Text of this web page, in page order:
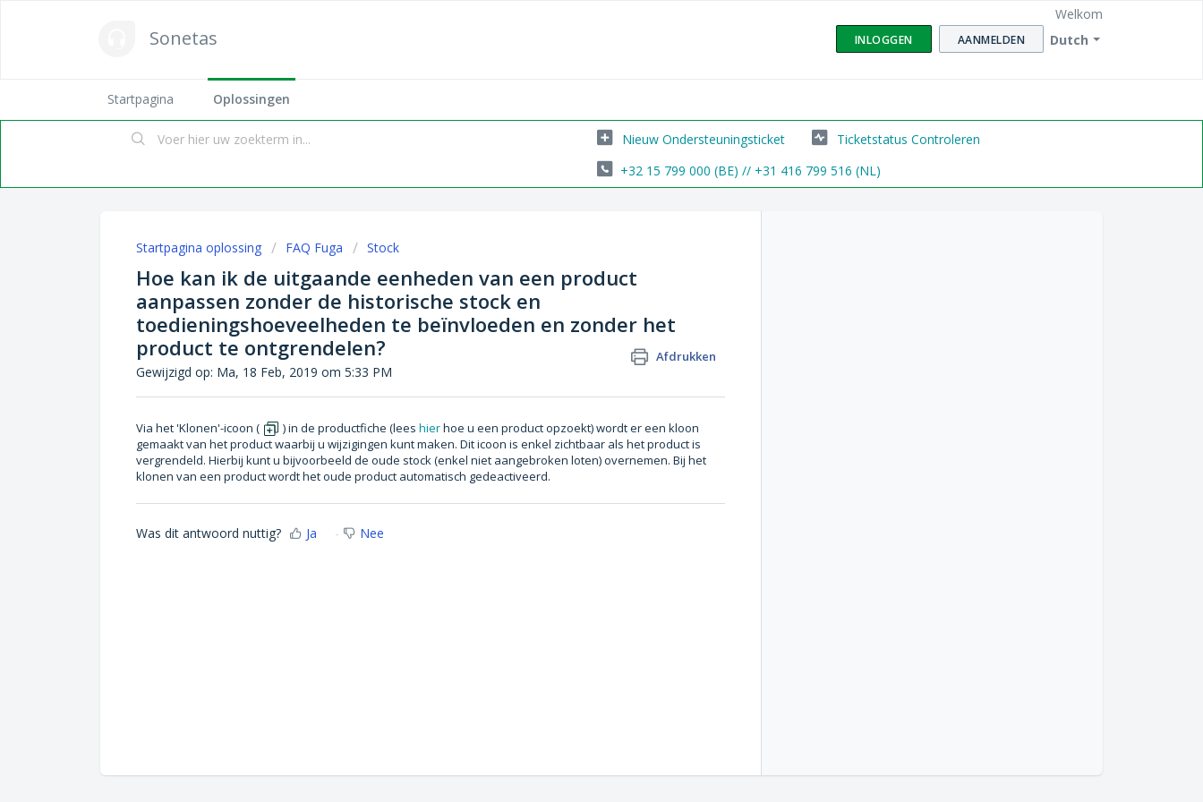
Sonetas Dutch
Welkom
INLOGGEN AANMELDEN
Startpagina Oplossingen
Nieuw Ondersteuningsticket
Ticketstatus Controleren
+32 15 799 000 (BE) // +31 416 799 516 (NL)
Startpagina oplossing FAQ Fuga Stock
Hoe kan ik de uitgaande eenheden van een product
aanpassen zonder de historische stock en
toedieningshoeveelheden te beïnvloeden en zonder het
product te ontgrendelen?
Afdrukken
Gewijzigd op: Ma, 18 Feb, 2019 om 5:33 PM
Via het 'Klonen'-icoon ( ) in de productfiche (lees hierhoe u een product opzoekt) wordt er een kloon
gemaakt van het product waarbij u wijzigingen kunt maken. Dit icoon is enkel zichtbaar als het product is
vergrendeld. Hierbij kunt u bijvoorbeeld de oude stock (enkel niet aangebroken loten) overnemen. Bij het
klonen van een product wordt het oude product automatisch gedeactiveerd.
Was dit antwoord nuttig? Ja Nee